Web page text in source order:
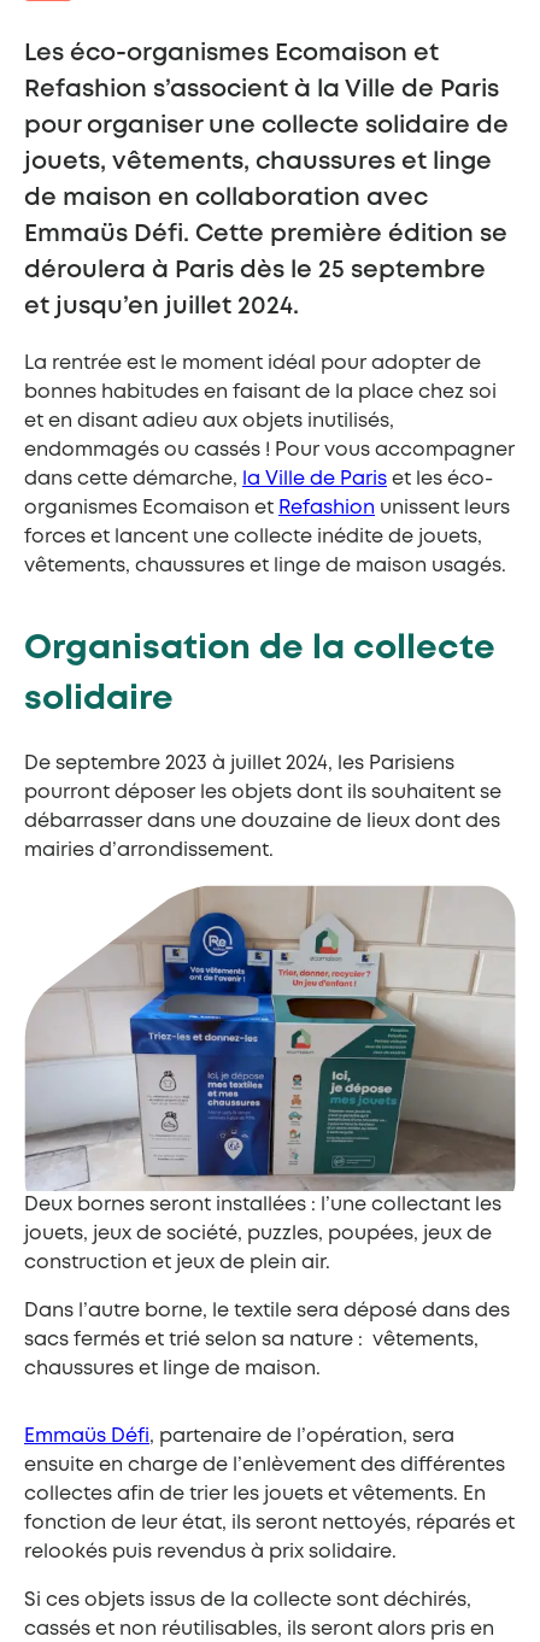
Les éco-organismes Ecomaison et
Refashion s’associent à la Ville de Paris
pour organiser une collecte solidaire de
jouets, vêtements, chaussures et linge
de maison en collaboration avec
Emmaüs Défi. Cette première édition se
déroulera à Paris dès le 25 septembre
et jusqu’en juillet 2024.
La rentrée est le moment idéal pour adopter de
bonnes habitudes en faisant de la place chez soi
et en disant adieu aux objets inutilisés,
endommagés ou cassés ! Pour vous accompagner
dans cette démarche, la Ville de Paris et les éco-
organismes Ecomaison et Refashion unissent leurs
forces et lancent une collecte inédite de jouets,
vêtements, chaussures et linge de maison usagés.
Organisation de la collecte
solidaire
De septembre 2023 à juillet 2024, les Parisiens
pourront déposer les objets dont ils souhaitent se
débarrasser dans une douzaine de lieux dont des
mairies d’arrondissement.
Deux bornes seront installées : l’une collectant les
jouets, jeux de société, puzzles, poupées, jeux de
construction et jeux de plein air.
Dans l’autre borne, le textile sera déposé dans des
sacs fermés et trié selon sa nature : vêtements,
chaussures et linge de maison.
Emmaüs Défi, partenaire de l’opération, sera
ensuite en charge de l’enlèvement des différentes
collectes afin de trier les jouets et vêtements. En
fonction de leur état, ils seront nettoyés, réparés et
relookés puis revendus à prix solidaire.
Si ces objets issus de la collecte sont déchirés,
cassés et non réutilisables, ils seront alors pris en